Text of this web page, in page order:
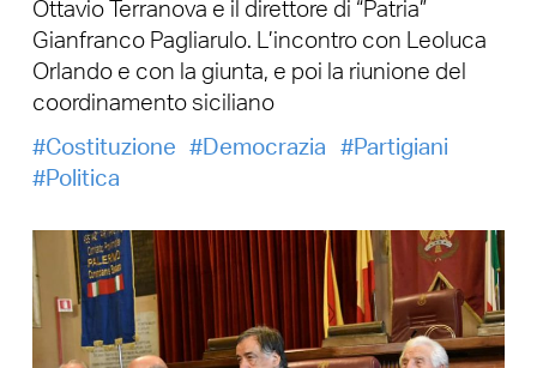
Ottavio Terranova e il direttore di “Patria”
Gianfranco Pagliarulo. L’incontro con Leoluca
Orlando e con la giunta, e poi la riunione del
coordinamento siciliano
Costituzione
Democrazia
Partigiani
Politica